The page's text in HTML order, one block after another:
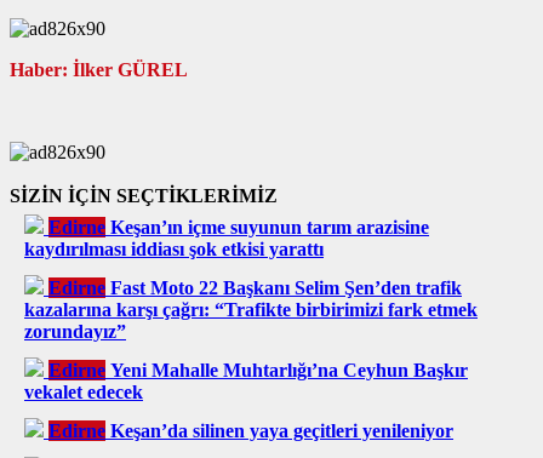
Haber: İlker GÜREL
SİZİN İÇİN SEÇTİKLERİMİZ
Edirne Keşan’ın içme suyunun tarım arazisine
kaydırılması iddiası şok etkisi yarattı
Edirne Fast Moto 22 Başkanı Selim Şen’den trafik
kazalarına karşı çağrı: “Trafikte birbirimizi fark etmek
zorundayız”
Edirne Yeni Mahalle Muhtarlığı’na Ceyhun Başkır
vekalet edecek
Edirne Keşan’da silinen yaya geçitleri yenileniyor